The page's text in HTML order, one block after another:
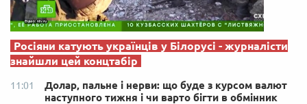
Росіяни катують українців у Білорусі - журналісти
знайшли цей концтабір
11:01
Долар, пальне і нерви: що буде з курсом валют
наступного тижня і чи варто бігти в обмінник